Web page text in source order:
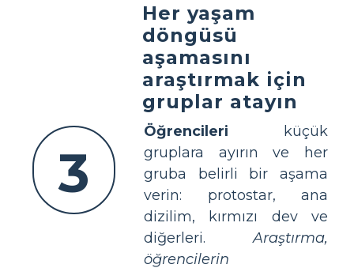
3
Her yaşam
döngüsü
aşamasını
araştırmak için
gruplar atayın
Öğrencileri küçük
gruplara ayırın ve her
gruba belirli bir aşama
verin: protostar, ana
dizilim, kırmızı dev ve
diğerleri.Araştırma,
öğrencilerin